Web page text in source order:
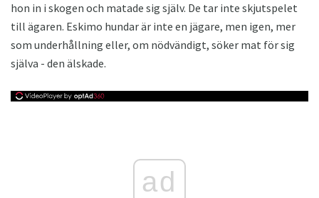
hon in i skogen och matade sig själv. De tar inte skjutspelet
till ägaren. Eskimo hundar är inte en jägare, men igen, mer
som underhållning eller, om nödvändigt, söker mat för sig
själva - den älskade.
ad